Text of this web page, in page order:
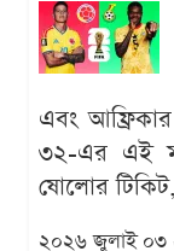
এবং
৩২-এর এই
ষোলোর
২০২৬ জুলাই